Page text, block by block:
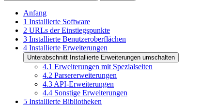
Anfang
1 Installierte Software
2 URLs der Einstiegspunkte
3 Installierte Benutzeroberflächen
4 Installierte Erweiterungen
Unterabschnitt Installierte Erweiterungen umschalten
4.1 Erweiterungen mit Spezialseiten
4.2 Parsererweiterungen
4.3 API-Erweiterungen
4.4 Sonstige Erweiterungen
5 Installierte Bibliotheken